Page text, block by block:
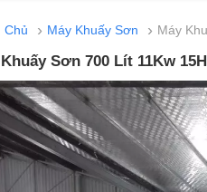
Chủ › Máy Khuấy Sơn › Máy
Sơn 700 Lít 11Kw